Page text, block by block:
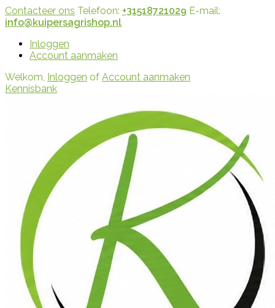
Contacteer ons Telefoon: +31518721029 E-mail:
info@kuipersagrishop.nl
Inloggen
Account aanmaken
Welkom, Inloggen of Account aanmaken
Kennisbank